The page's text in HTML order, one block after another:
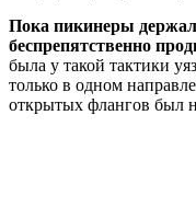
Пока пикинеры
беспрепятственно
была у такой тактики
только в одном
открытых флангов был